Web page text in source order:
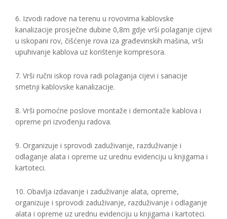
6. Izvodi radove na terenu u rovovima kablovske
kanalizacije prosječne dubine 0,8m gdje vrši polaganje cijevi
u iskopani rov, čišćenje rova iza građevinskih mašina, vrši
upuhivanje kablova uz korištenje kompresora.
7. Vrši ručni iskop rova radi polaganja cijevi i sanacije
smetnji kablovske kanalizacije.
8. Vrši pomoćne poslove montaže i demontaže kablova i
opreme pri izvođenju radova.
9. Organizuje i sprovodi zaduživanje, razduživanje i
odlaganje alata i opreme uz urednu evidenciju u knjigama i
kartoteci.
10. Obavlja izdavanje i zaduživanje alata, opreme,
organizuje i sprovodi zaduživanje, razduživanje i odlaganje
alata i opreme uz urednu evidenciju u knjigama i kartoteci.